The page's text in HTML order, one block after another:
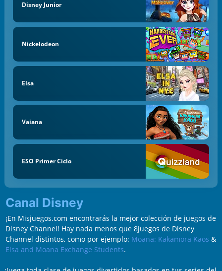
Disney Junior
Nickelodeon
Elsa
Vaiana
ESO Primer Ciclo
Canal Disney
¡En Misjuegos.com encontrarás la mejor colección de juegos de
Disney Channel! Hay nada menos que 8juegos de Disney
Channel distintos, como por ejemplo: Moana: Kakamora Kaos &
Elsa and Moana Exchange Students.